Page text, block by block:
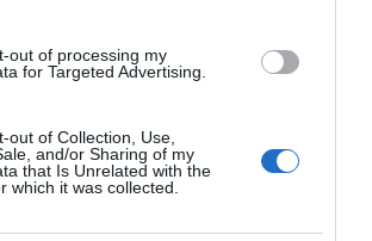
out of processing my
for Targeted Advertising.
out of Collection, Use,
and/or Sharing of my
that Is Unrelated with the
which it was collected.
σε ένα vidcast που μιλάει για
των Μέσων Μαζικής
Σε μια εφ’ όλης της ύλης
στον Βασίλη Κουφόπουλο, αναλύει
για τις περιφερειακές και